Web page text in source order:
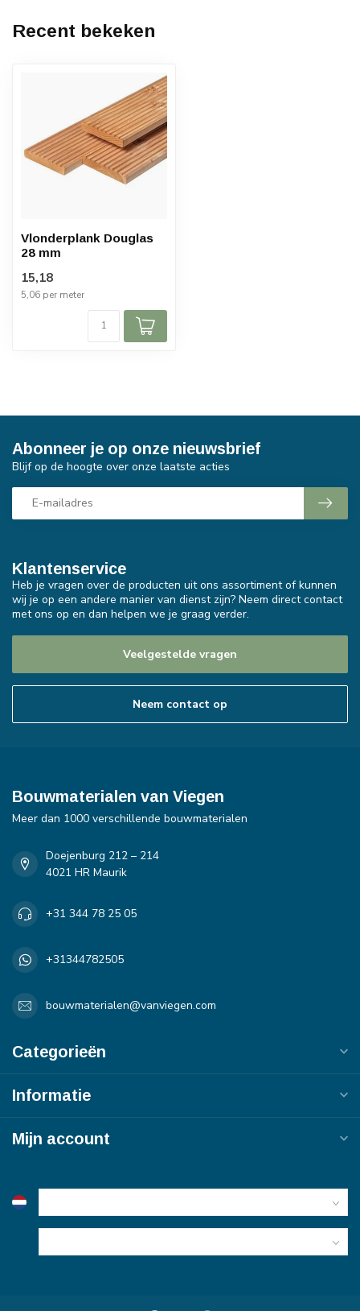
Recent bekeken
Vlonderplank Douglas
28 mm
15,18
5,06 per meter
Klantenservice
Heb je vragen over de producten uit ons assortiment of kunnen
wij je op een andere manier van dienst zijn? Neem direct contact
met ons op en dan helpen we je graag verder.
Veelgestelde vragen
Neem contact op
Abonneer je op onze nieuwsbrief
Blijf op de hoogte over onze laatste acties
Bouwmaterialen van Viegen
Meer dan 1000 verschillende bouwmaterialen
Doejenburg 212 – 214
4021 HR Maurik
+31 344 78 25 05
+31344782505
bouwmaterialen@vanviegen.com
Categorieën
Informatie
Mijn account